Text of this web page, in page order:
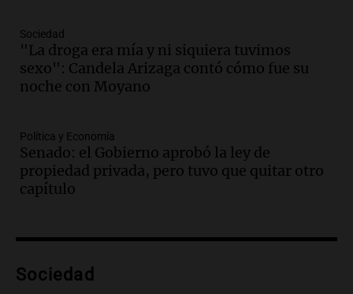
Este-Oeste de Salta
Panorama Federal
Episodios
Audio. La justicia reconoce el COVID
Panorama Federal
Episodios
Audio. Encuentran cuerpo en el Riacho
Santa Fe: se trataría de un hombre
Panorama Federal
Audio.
Sociedad
"La droga era mía y ni siquiera tuvimos
sexo": Candela Arizaga contó cómo fue su
noche con Moyano
Política y Economía
Senado: el Gobierno aprobó la ley de
propiedad privada, pero tuvo que quitar otro
capítulo
Sociedad